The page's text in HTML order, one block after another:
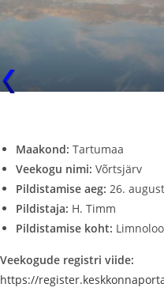
Maakond: Tartumaa
Veekogu nimi: Võrtsjärv
Pildistamise aeg: 26.
Pildistaja: H. Timm
Pildistamise koht:
Veekogude registri viide:
https://